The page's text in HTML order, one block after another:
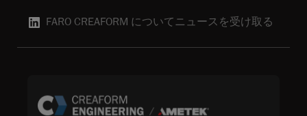
FARO CREAFORM についてニュースを受け取る